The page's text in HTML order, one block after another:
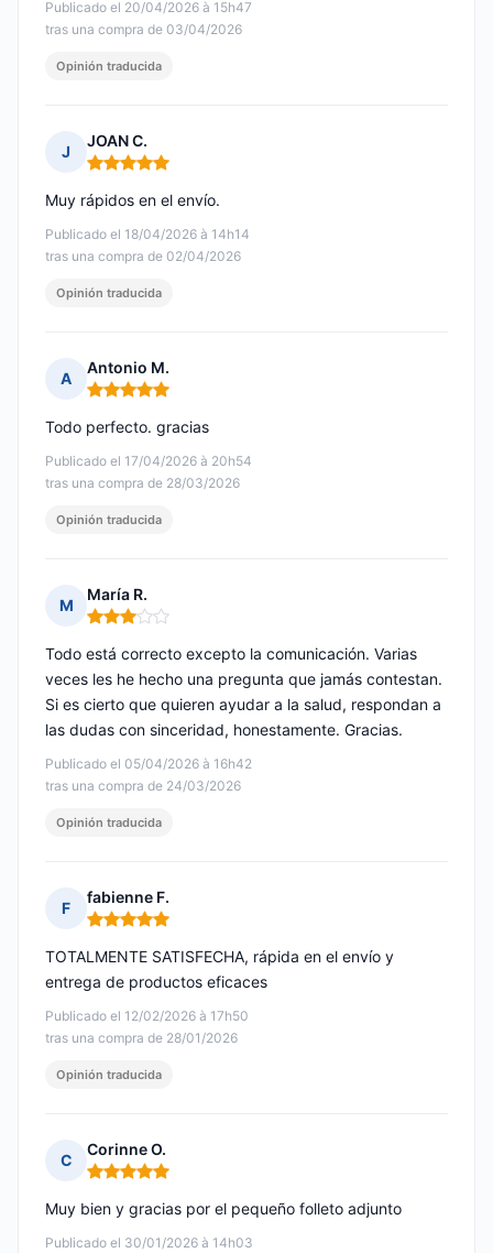
Publicado el 20/04/2026 à 15h47
tras una compra de 03/04/2026
Opinión traducida
J
JOAN C.
Nota: 5 de 5
Publicado el 18/04/2026 à 14h14
tras una compra de 02/04/2026
Muy rápidos en el envío.
Opinión traducida
A
Antonio M.
Nota: 5 de 5
Publicado el 17/04/2026 à 20h54
tras una compra de 28/03/2026
Todo perfecto. gracias
Opinión traducida
M
María R.
Nota: 3 de 5
Publicado el 05/04/2026 à 16h42
tras una compra de 24/03/2026
Todo está correcto excepto la comunicación. Varias
veces les he hecho una pregunta que jamás contestan.
Si es cierto que quieren ayudar a la salud, respondan a
las dudas con sinceridad, honestamente. Gracias.
Opinión traducida
F
fabienne F.
Nota: 5 de 5
Publicado el 12/02/2026 à 17h50
tras una compra de 28/01/2026
TOTALMENTE SATISFECHA, rápida en el envío y
entrega de productos eficaces
Opinión traducida
C
Corinne O.
Nota: 5 de 5
Publicado el 30/01/2026 à 14h03
Muy bien y gracias por el pequeño folleto adjunto